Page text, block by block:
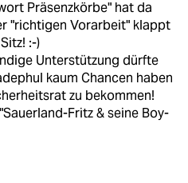
Präsenzkörbe" hat da
"richtigen Vorarbeit" klappt
:-)
Unterstützung dürfte
kaum Chancen haben
zu bekommen!
Fritz & seine Boy-